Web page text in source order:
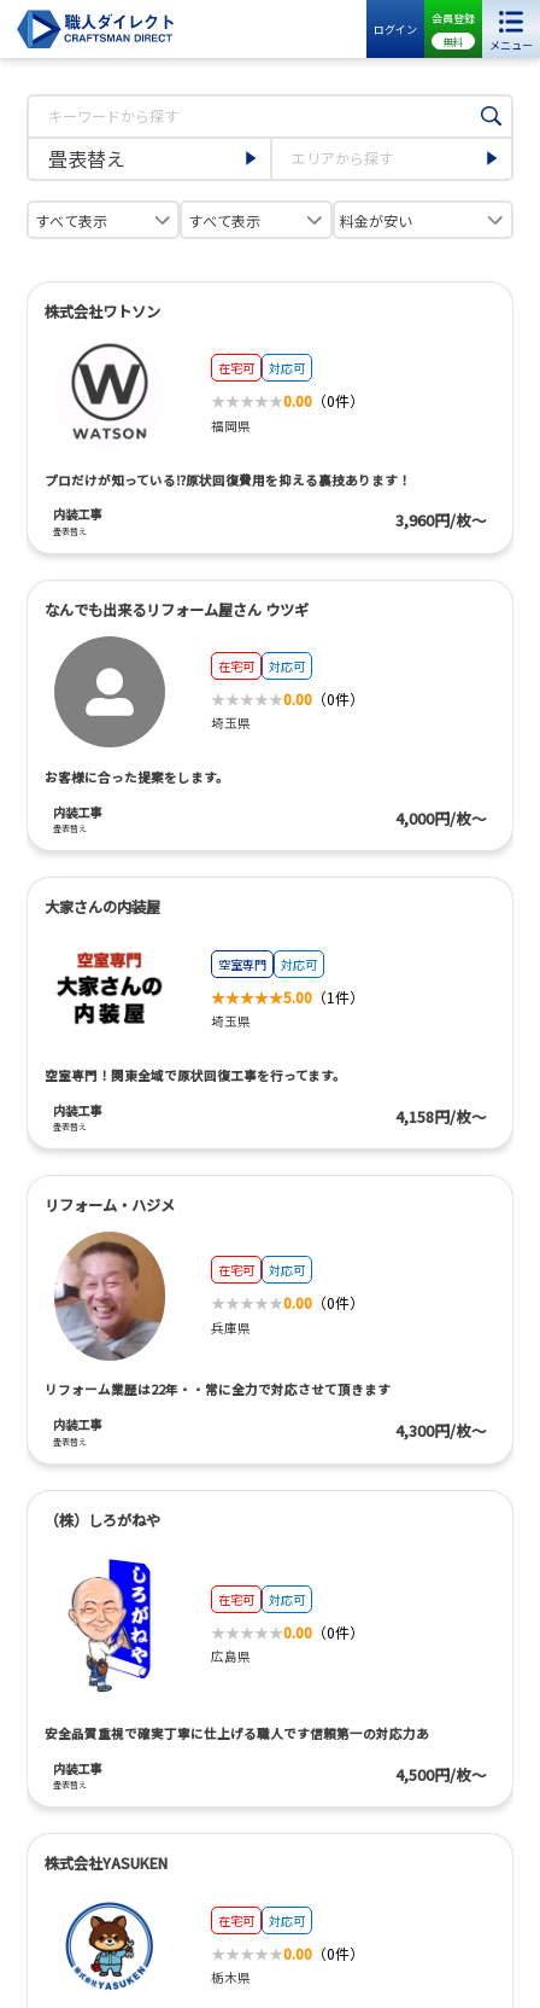
ログイン
会員登録
無料 メニュー
株式会社ワトソン
在宅可 対応可
0.00 （0件）
福岡県
プロだけが知っている⁉︎原状回復費用を抑える裏技あります！
内装工事
畳表替え 3,960円/枚～
なんでも出来るリフォーム屋さん ウツギ
在宅可 対応可
0.00 （0件）
埼玉県
お客様に合った提案をします。
内装工事
畳表替え 4,000円/枚～
大家さんの内装屋
空室専門 対応可
5.00 （1件）
埼玉県
空室専門！関東全域で原状回復工事を行ってます。
内装工事
畳表替え 4,158円/枚～
リフォーム・ハジメ
在宅可 対応可
0.00 （0件）
兵庫県
リフォーム業歴は22年・・常に全力で対応させて頂きます
内装工事
畳表替え 4,300円/枚～
（株）しろがねや
在宅可 対応可
0.00 （0件）
広島県
安全品質重視で確実丁寧に仕上げる職人です信頼第一の対応力あ
内装工事
畳表替え 4,500円/枚～
株式会社YASUKEN
在宅可 対応可
0.00 （0件）
栃木県